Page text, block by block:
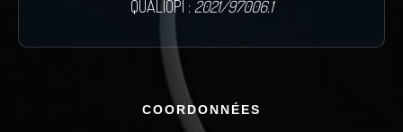
QUALIOPI : 2021/97006.1
COORDONNÉES